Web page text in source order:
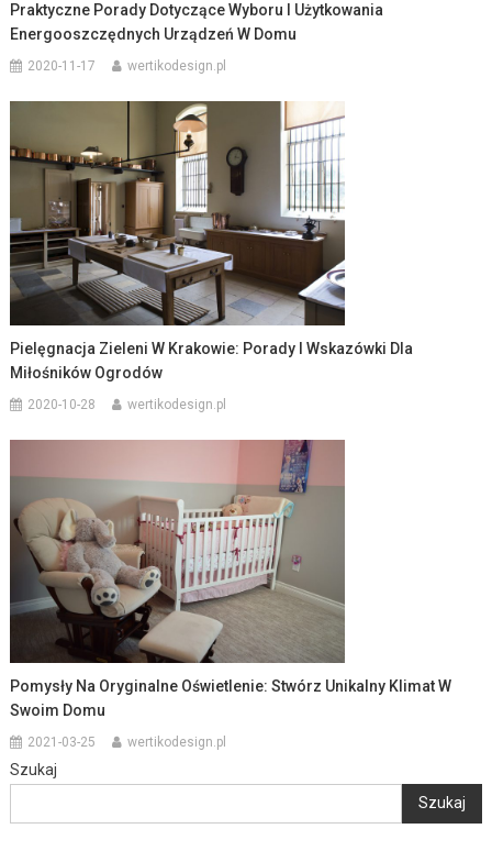
Praktyczne Porady Dotyczące Wyboru I Użytkowania
Energooszczędnych Urządzeń W Domu
2020-11-17 wertikodesign.pl
Pielęgnacja Zieleni W Krakowie: Porady I Wskazówki Dla
Miłośników Ogrodów
2020-10-28 wertikodesign.pl
Pomysły Na Oryginalne Oświetlenie: Stwórz Unikalny Klimat W
Swoim Domu
2021-03-25 wertikodesign.pl
Szukaj
Szukaj